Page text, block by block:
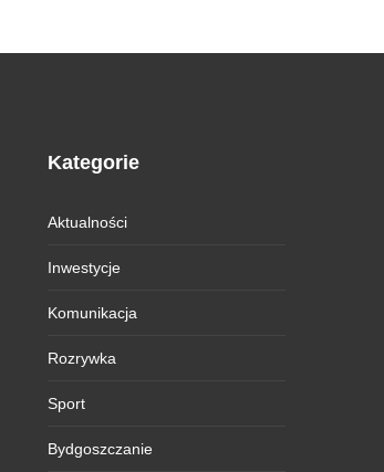
Kategorie
Aktualności
Inwestycje
Komunikacja
Rozrywka
Sport
Bydgoszczanie